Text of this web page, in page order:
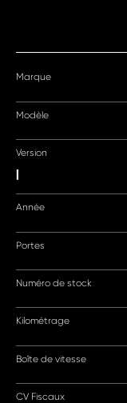
Marque
Modèle
Version
|
Année
Portes
Numéro de stock
Kilométrage
Boîte de vitesse
CV Fiscaux